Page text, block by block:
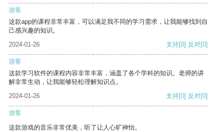
游客
这款app的课程非常丰富，可以满足我不同的学习需求，让我能够找到自
己感兴趣的知识。
2024-01-26
支持[0] 反对[0]
游客
这款学习软件的课程内容非常丰富，涵盖了各个学科的知识。老师的讲
解非常生动，让我能够轻松理解知识点。
2024-01-26
支持[0] 反对[0]
游客
这款游戏的音乐非常优美，听了让人心旷神怡。